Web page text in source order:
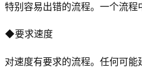
特别容易出错的流程。一个流程
◆要求速度
对速度有要求的流程。任何可能